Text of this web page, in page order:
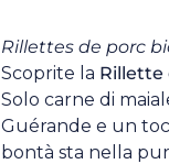
Rillettes de porc
Scoprite la Rillette
Solo carne di
Guérande e un
bontà sta nella